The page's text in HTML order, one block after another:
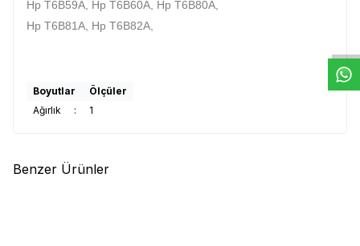
Hp T6B59A, Hp T6B60A, Hp T6B80A,
Hp T6B81A, Hp T6B82A,
Boyutlar
Ölçüler
Ağırlık
: 1
Benzer Ürünler